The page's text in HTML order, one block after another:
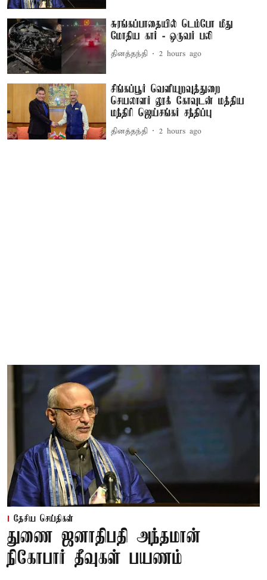
சுரங்கப்பாதையில் டெம்போ மீது
மோதிய கார் - ஒருவர் பலி
தினத்தந்தி 2 hours ago
சிங்கப்பூர் வெளியுறவுத்துறை
செயலாளர் லூக் கோவுடன் மத்திய
மந்திரி ஜெய்சங்கர் சந்திப்பு
தினத்தந்தி 2 hours ago
தேசிய செய்திகள்
துணை ஜனாதிபதி அந்தமான்
நிகோபார் தீவுகள் பயணம்